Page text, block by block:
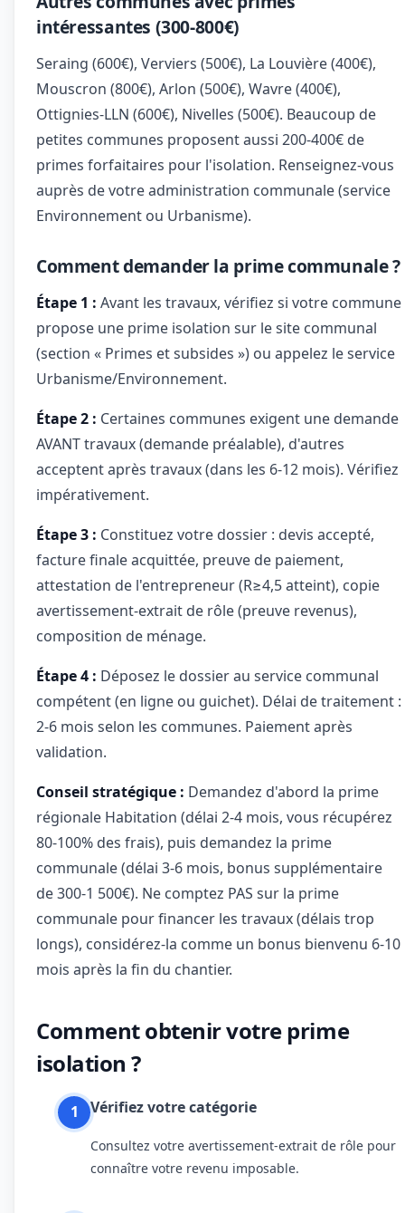
intéressantes (300-800€)
Seraing (600€), Verviers (500€), La Louvière (400€),
Mouscron (800€), Arlon (500€), Wavre (400€),
Ottignies-LLN (600€), Nivelles (500€). Beaucoup de
petites communes proposent aussi 200-400€ de
primes forfaitaires pour l'isolation. Renseignez-vous
auprès de votre administration communale (service
Environnement ou Urbanisme).
Comment demander la prime communale ?
Étape 1 : Avant les travaux, vérifiez si votre commune
propose une prime isolation sur le site communal
(section « Primes et subsides ») ou appelez le service
Urbanisme/Environnement.
Étape 2 : Certaines communes exigent une demande
AVANT travaux (demande préalable), d'autres
acceptent après travaux (dans les 6-12 mois). Vérifiez
impérativement.
Étape 3 : Constituez votre dossier : devis accepté,
facture finale acquittée, preuve de paiement,
attestation de l'entrepreneur (R≥4,5 atteint), copie
avertissement-extrait de rôle (preuve revenus),
composition de ménage.
Étape 4 : Déposez le dossier au service communal
compétent (en ligne ou guichet). Délai de traitement :
2-6 mois selon les communes. Paiement après
validation.
Conseil stratégique : Demandez d'abord la prime
régionale Habitation (délai 2-4 mois, vous récupérez
80-100% des frais), puis demandez la prime
communale (délai 3-6 mois, bonus supplémentaire
de 300-1 500€). Ne comptez PAS sur la prime
communale pour financer les travaux (délais trop
longs), considérez-la comme un bonus bienvenu 6-10
mois après la fin du chantier.
Comment obtenir votre prime
isolation ?
1 Vérifiez votre catégorie
Consultez votre avertissement-extrait de rôle pour
connaître votre revenu imposable.